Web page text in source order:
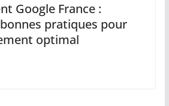
Google France :
pratiques pour
optimal